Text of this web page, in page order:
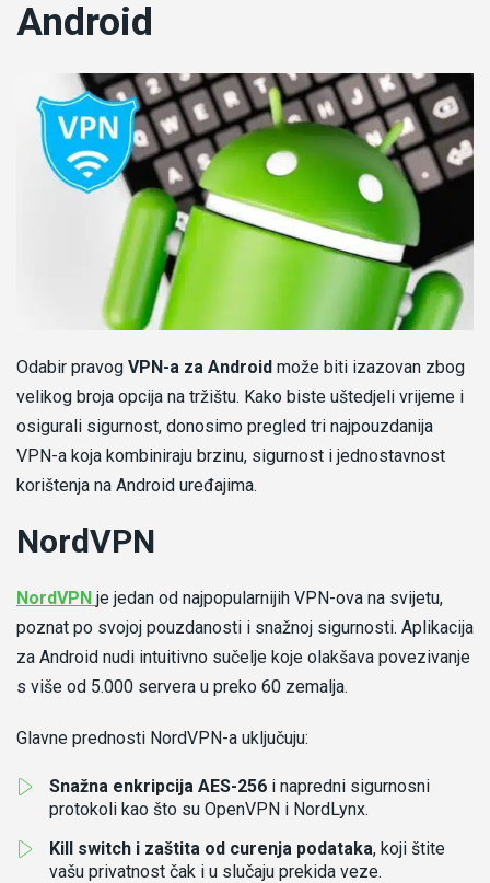
Android
Odabir pravog VPN-a za Android može biti izazovan zbog
velikog broja opcija na tržištu. Kako biste uštedjeli vrijeme i
osigurali sigurnost, donosimo pregled tri najpouzdanija
VPN-a koja kombiniraju brzinu, sigurnost i jednostavnost
korištenja na Android uređajima.
NordVPN
NordVPN -
Recenzija
nordvpn
je jedan od najpopularnijih VPN-ova na svijetu,
poznat po svojoj pouzdanosti i snažnoj sigurnosti. Aplikacija
za Android nudi intuitivno sučelje koje olakšava povezivanje
s više od 5.000 servera u preko 60 zemalja.
Glavne prednosti NordVPN-a uključuju:
Snažna enkripcija AES-256 i napredni sigurnosni
protokoli kao što su OpenVPN i NordLynx.
Kill switch i zaštita od curenja podataka, koji štite
vašu privatnost čak i u slučaju prekida veze.